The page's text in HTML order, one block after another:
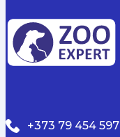
+373 79 454 597